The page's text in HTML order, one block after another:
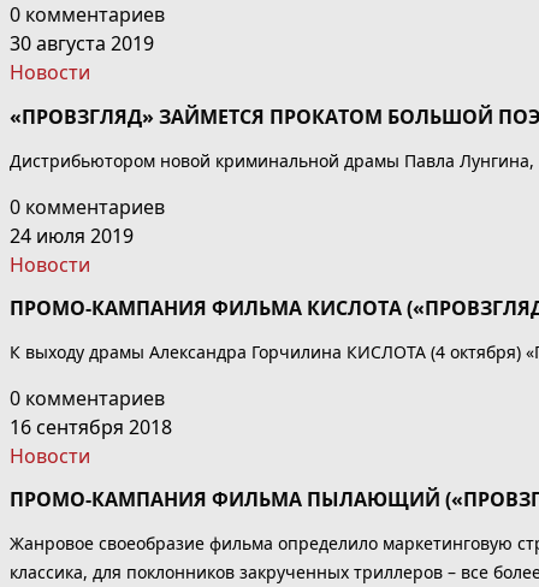
0 комментариев
30 августа 2019
Новости
«ПРОВЗГЛЯД» ЗАЙМЕТСЯ ПРОКАТОМ БОЛЬШОЙ
Дистрибьютором новой криминальной драмы Павла Лунгина,
0 комментариев
24 июля 2019
Новости
ПРОМО-КАМПАНИЯ ФИЛЬМА КИСЛОТА
К выходу драмы Александра Горчилина КИСЛОТА (4 октября)
0 комментариев
16 сентября 2018
Новости
ПРОМО-КАМПАНИЯ ФИЛЬМА ПЫЛАЮЩИЙ
Жанровое своеобразие фильма определило маркетинговую
классика, для поклонников закрученных триллеров – все